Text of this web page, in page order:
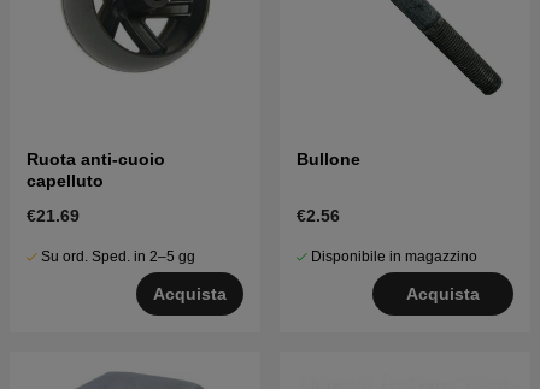
Ruota anti-cuoio
capelluto
€21.69
Su ord. Sped. in 2–5 gg
Acquista
Bullone
€2.56
Disponibile in magazzino
Acquista